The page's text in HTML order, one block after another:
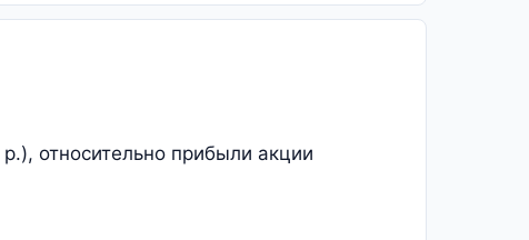
относительно прибыли акции